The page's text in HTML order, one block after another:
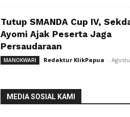
Tutup SMANDA Cup IV,
Ayomi Ajak Peserta Jaga
Persaudaraan
MANOKWARI Redaktur KlikPapua -
MEDIA SOSIAL KAMI